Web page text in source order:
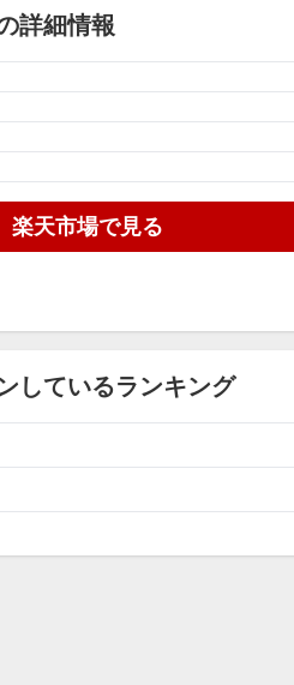
詳細情報
楽天市場で見る
しているランキング